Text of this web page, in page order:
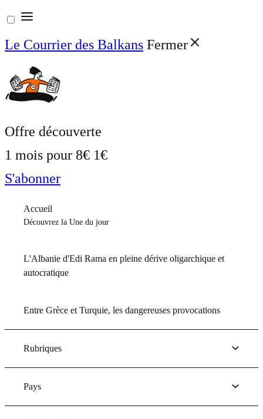
Aller
au
contenu
Le Courrier des Balkans Fermer
Offre découverte
1 mois pour 8€ 1€
S'abonner
Accueil
Découvrez la Une du jour
L'Albanie d'Edi Rama en pleine dérive oligarchique et
autocratique
Entre Grèce et Turquie, les dangereuses provocations
Rubriques
Pays